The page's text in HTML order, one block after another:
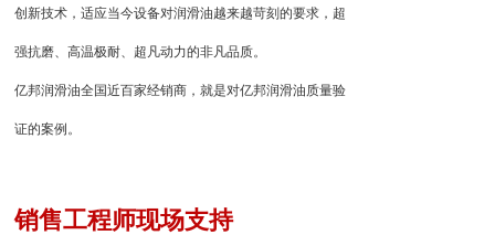
创新技术，适应当今设备对润滑油越来越苛刻的要求，超
强抗磨、高温极耐、超凡动力的非凡品质。
亿邦润滑油全国近百家经销商，就是对亿邦润滑油质量验
证的案例。
销售工程师现场支持